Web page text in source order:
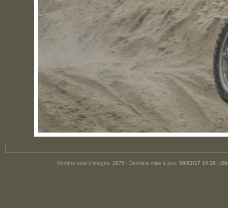
Nombre total d'images: 1679 | Dernière mise à jour:08/02/17 19:18 |